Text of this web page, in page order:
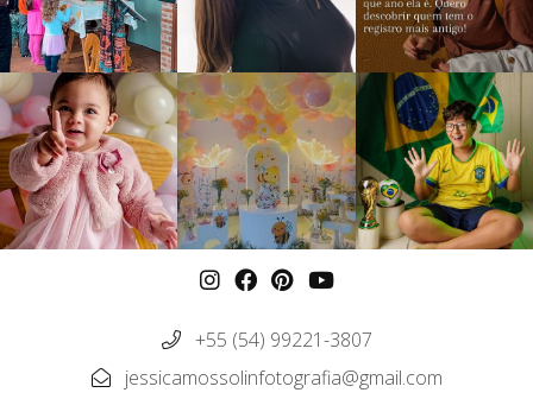
+55 (54) 99221-3807
jessicamossolinfotografia@gmail.com